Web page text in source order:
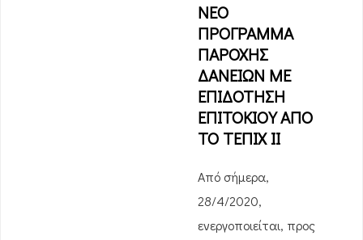
ΝΕΟ
ΠΡΟΓΡΑΜΜΑ
ΠΑΡΟΧΗΣ
ΔΑΝΕΙΩΝ ΜΕ
ΕΠΙΔΟΤΗΣΗ
ΕΠΙΤΟΚΙΟΥ ΑΠΟ
ΤΟ ΤΕΠΙΧ ΙΙ
Από σήμερα,
28/4/2020,
ενεργοποιείται, προς